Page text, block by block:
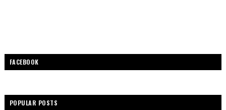
FACEBOOK
POPULAR POSTS